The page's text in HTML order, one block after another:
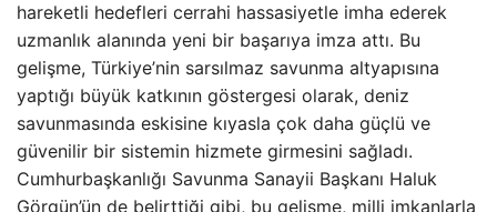
hareketli hedefleri cerrahi hassasiyetle imha ederek
uzmanlık alanında yeni bir başarıya imza attı. Bu
gelişme, Türkiye’nin sarsılmaz savunma altyapısına
yaptığı büyük katkının göstergesi olarak, deniz
savunmasında eskisine kıyasla çok daha güçlü ve
güvenilir bir sistemin hizmete girmesini sağladı.
Cumhurbaşkanlığı Savunma Sanayii Başkanı Haluk
Görgün’ün de belirttiği gibi, bu gelişme, milli imkanlarla